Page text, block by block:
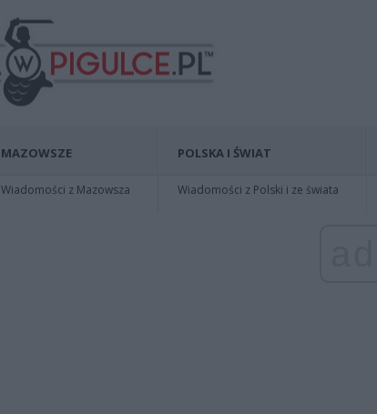
MAZOWSZE
Wiadomości z Mazowsza
POLSKA I ŚWIAT
Wiadomości z Polski i ze świata